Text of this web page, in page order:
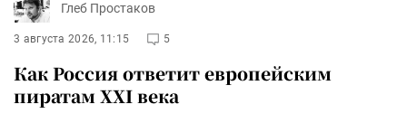
Глеб Простаков
3 августа 2026, 11:15 5
Как Россия ответит европейским
пиратам XXI века